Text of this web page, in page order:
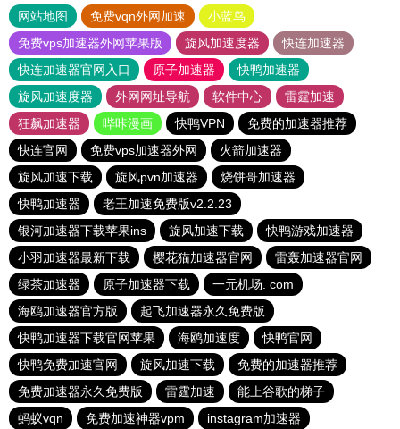
网站地图 免费vqn外网加速
小蓝鸟
免费vps加速器外网苹果版
旋风加速度器
快连加速器
快连加速器官网入口
原子加速器
快鸭加速器
旋风加速度器
外网网址导航 软件中心
雷霆加速
狂飙加速器
哔咔漫画 快鸭VPN
免费的加速器推荐
快连官网
免费vps加速器外网
火箭加速器
旋风加速下载
旋风pvn加速器
烧饼哥加速器
快鸭加速器
老王加速免费版v2.2.23
银河加速器下载苹果ins
旋风加速下载
快鸭游戏加速器
小羽加速器最新下载
樱花猫加速器官网
雷轰加速器官网
绿茶加速器
原子加速器下载
一元机场. com
海鸥加速器官方版
起飞加速器永久免费版
快鸭加速器下载官网苹果
海鸥加速度
快鸭官网
快鸭免费加速官网
旋风加速下载
免费的加速器推荐
免费加速器永久免费版
雷霆加速
能上谷歌的梯子
蚂蚁vqn
免费加速神器vpm instagram加速器